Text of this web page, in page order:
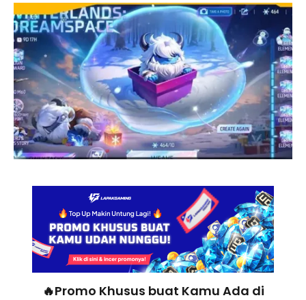
🔥Promo Khusus buat Kamu Ada di